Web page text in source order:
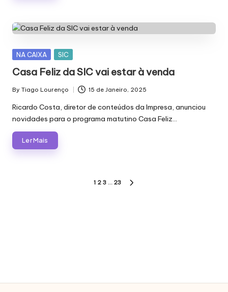
Posted
NA CAIXA SIC
Casa Feliz da SIC vai estar à venda
Posted
by
By Tiago Lourenço 15 de Janeiro, 2025
Ricardo Costa, diretor de conteúdos da Impresa, anunciou
novidades para o programa matutino Casa Feliz…
Ler Mais
1 2 3 … 23